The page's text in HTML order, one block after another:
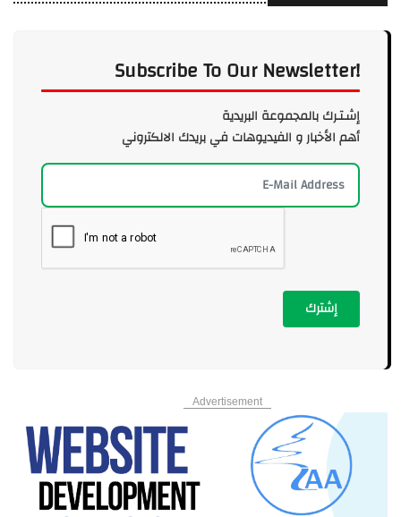
Subscribe To Our Newsletter!
إشـتـرك بالمجموعة البريدية
أهم الأخبار و الفيديوهات في بريدك الالكتروني
إشترك
Advertisement